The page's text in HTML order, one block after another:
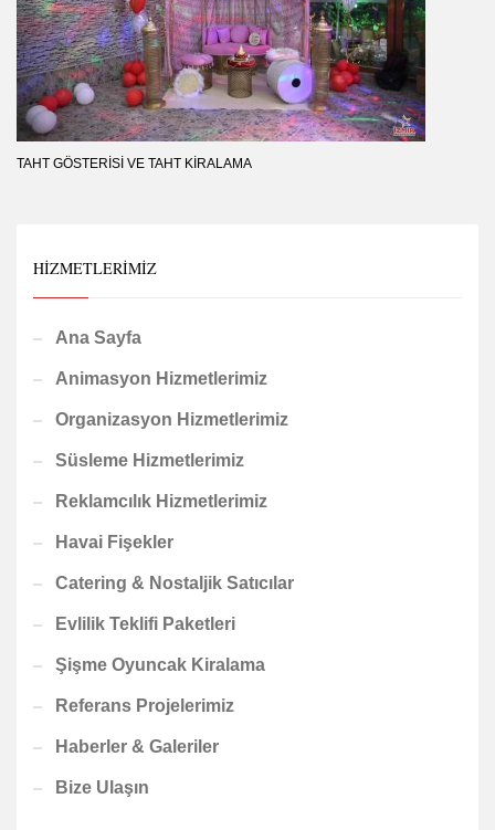
TAHT GÖSTERISI VE TAHT KIRALAMA
HIZMETLERIMIZ
Ana Sayfa
Animasyon Hizmetlerimiz
Organizasyon Hizmetlerimiz
Süsleme Hizmetlerimiz
Reklamcılık Hizmetlerimiz
Havai Fişekler
Catering & Nostaljik Satıcılar
Evlilik Teklifi Paketleri
Şişme Oyuncak Kiralama
Referans Projelerimiz
Haberler & Galeriler
Bize Ulaşın